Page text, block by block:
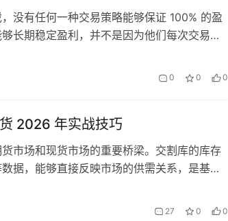
没有任何一种交易策略能够保证 100% 的盈
长期稳定盈利，并不是因为他们每次交易都
交易中获得了正期望收益。2026 年随着市场
0 0 0
2026 年实战技巧
市场和现货市场的重要桥梁。交割库的库存
据，能够直接反映市场的供需关系，是基本
成为一种非常有效的实战方法。本文将详细
27 0 0